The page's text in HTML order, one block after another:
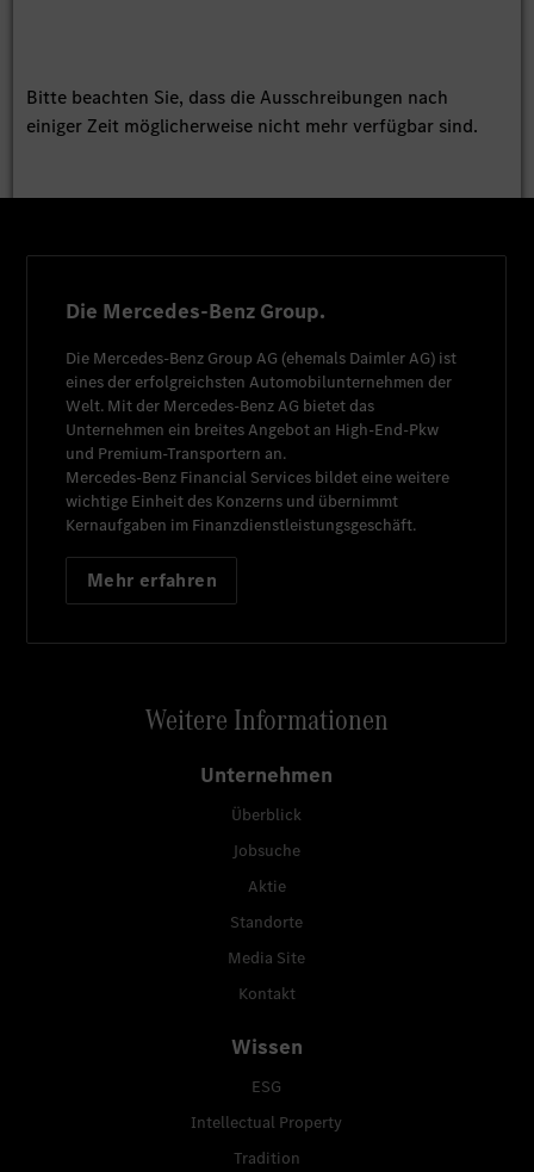
Bitte beachten Sie, dass die Ausschreibungen nach
einiger Zeit möglicherweise nicht mehr verfügbar sind.
Die Mercedes-Benz Group.
Die Mercedes-Benz Group AG (ehemals Daimler AG) ist
eines der erfolgreichsten Automobilunternehmen der
Welt. Mit der Mercedes-Benz AG bietet das
Unternehmen ein breites Angebot an High-End-Pkw
und Premium-Transportern an.
Mercedes-Benz Financial Services bildet eine weitere
wichtige Einheit des Konzerns und übernimmt
Kernaufgaben im Finanzdienstleistungsgeschäft.
Mehr erfahren
Weitere Informationen
Unternehmen
Überblick
Jobsuche
Aktie
Standorte
Media Site
Kontakt
Wissen
ESG
Intellectual Property
Tradition